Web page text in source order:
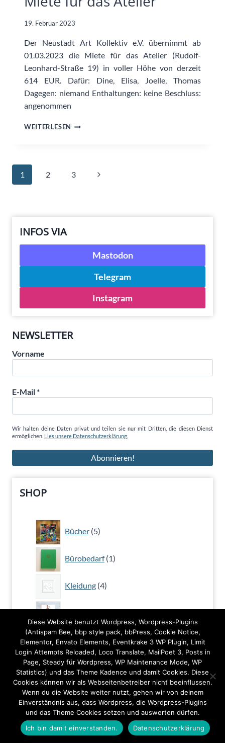
19. Februar 2023
Der Neustadt Art Kollektiv e.V. übernimmt ab
01.03.2023 die Miete für das Atelier (Rudolf-
Leonhard-Straße 19) in voller Höhe von derzeit
614 EUR. Dafür: Dine, Elisa, Joelle, Thomas
Dagegen: niemand Enthaltungen: keine Beschluss:
angenommen
WEITERLESEN MIETE
Seitennavigation
1 2 3
Nächste
INFOS VIA
Mastodon
Telegram
Instagram
NEWSLETTER
Vorname
E-Mail*
Wir halten deine Daten privat und teilen sie nur mit Dritten, die diesen Dienst
ermöglichen. Lies unsere Datenschutzerklärung.
SHOP
Bücher 5
5
Produkte
Bürobedarf 1
1
Produkt
Kleidung 4
4
Produkte
44
Produkte
Originale 1
1
Produkt
Postkarten 24
24
Produkte
Tonträger 8
8
Produkte
Diese Website benutzt Wordpress, Wordpress-Plugins
(Antispam Bee, bbp style pack, bbPress, Cookie Notice,
Elementor, Envato Elements, Eventkrake 3 WP Plugin, Limit
Login Attempts Reloaded, Loco Translate, MailPoet 3, Posts in
Page, Steady für Wordpress, WP Maintenance Mode, WP
Statistics) und das Theme Kadence und damit Cookies. Diese
Cookies können wir als Webseitenbetreiber nicht beeinflussen.
Wenn du die Website weiter nutzt, gehen wir von deinem
Einverständnis aus, dass Wordpress, die Wordpress-Plugins
und das Theme Cookies setzen und auswerten dürfen.
Ich bin damit einverstanden.
Datenschutzerklärung